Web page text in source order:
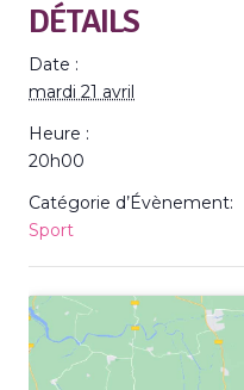
DÉTAILS
Date :
mardi 21 avril
Heure :
20h00
Catégorie d’Évènement:
Sport